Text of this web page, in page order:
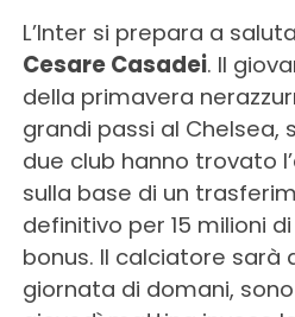
L’Inter si prepara a
Cesare Casadei. Il
della primavera
grandi passi al Chelsea,
due club hanno trovato
sulla base di un
definitivo per 15 milioni
bonus. Il calciatore sarà
giornata di domani,